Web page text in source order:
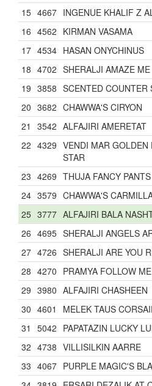
15 4667 INGENUE KHALIF Z
16 4562 KIRMAN VASAMA
17 4534 HASAN ONYCHINUS
18 4702 SHERALJI AMAZE ME
19 3858 SCENTED COUNTER
20 3682 CHAWWA'S CIRYON
21
3542 ALFAJIRI AMERETAT
22 4329 VENDI MAR GOLDEN
STAR
23 4269 THUJA FANCY PANTS
24 3579 CHAWWA'S
25 3777 ALFAJIRI BALA
26 4695 SHERALJI ANGELS
27 4726 SHERALJI ARE YOU
28 4270 PRAMYA FOLLOW
29 3980 ALFAJIRI CHASHEEN
30 4601 MELEK TAUS
31
5042 PAPATAZIN LUCKY
32 4738 VILLISILKIN AARRE
33 4067 PURPLE MAGIC'S